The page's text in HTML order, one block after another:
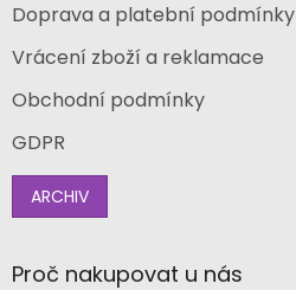
Doprava a platební podmínky
Vrácení zboží a reklamace
Obchodní podmínky
GDPR
ARCHIV
Proč nakupovat u nás